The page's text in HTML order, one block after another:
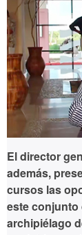
El director
además,
cursos las
este conjunto
archipiélago